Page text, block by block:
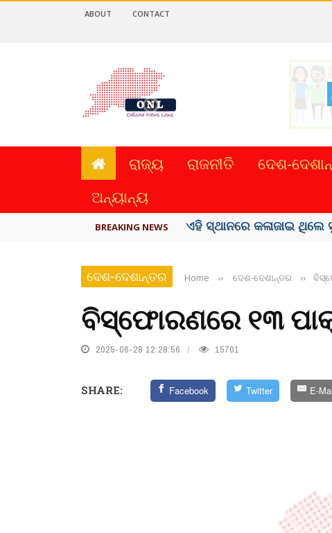
ABOUT CONTACT
ରାଜ୍ୟ ରାଜନୀତି ଦେଶ-
ଅନ୍ୟାନ୍ୟ
BREAKING NEWS ଏହି ସ୍ଥାନରେ କଳାଜାଇ ଥିଲେ
ଦେଶ-ଦେଶାନ୍ତର Home ›› ଦେଶ-ଦେଶାନ୍ତର ››
ବିସ୍ଫୋରଣରେ ୧୩
2025-06-28 12:28:56 15701
SHARE: Facebook Twitter E-